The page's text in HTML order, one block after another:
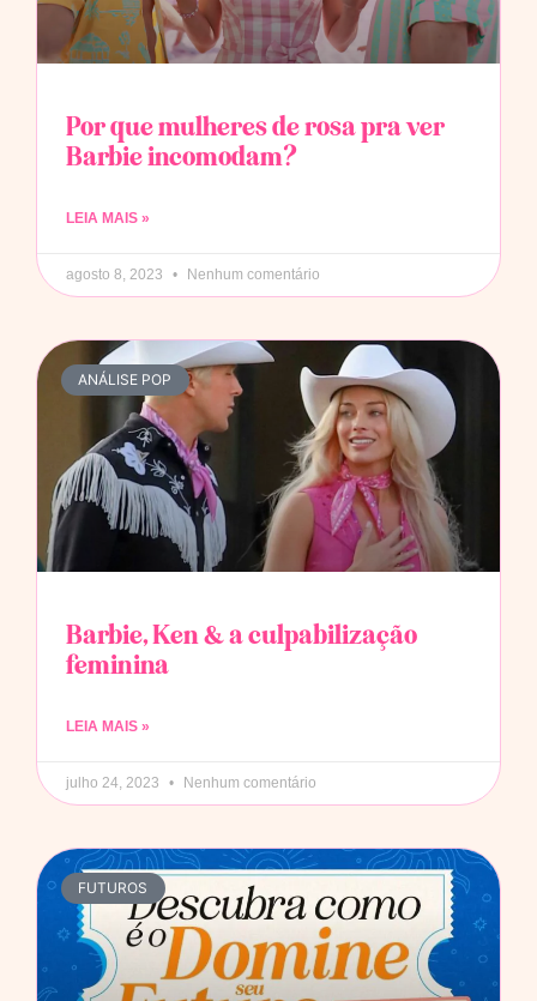
Por que mulheres de rosa pra ver
Barbie incomodam?
LEIA MAIS »
agosto 8, 2023 Nenhum comentário
ANÁLISE POP
Barbie, Ken & a culpabilização
feminina
LEIA MAIS »
julho 24, 2023 Nenhum comentário
FUTUROS